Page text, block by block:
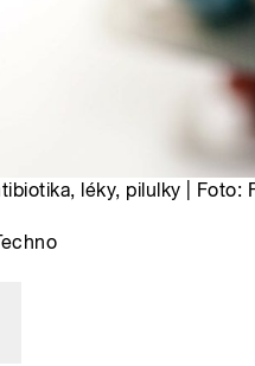
léky, pilulky | Foto: